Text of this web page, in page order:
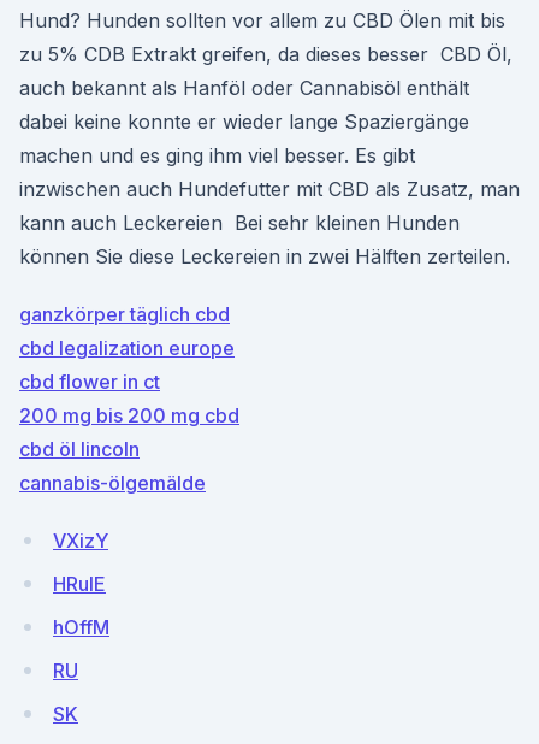
Hund? Hunden sollten vor allem zu CBD Ölen mit bis
zu 5% CDB Extrakt greifen, da dieses besser CBD Öl,
auch bekannt als Hanföl oder Cannabisöl enthält
dabei keine konnte er wieder lange Spaziergänge
machen und es ging ihm viel besser. Es gibt
inzwischen auch Hundefutter mit CBD als Zusatz, man
kann auch Leckereien Bei sehr kleinen Hunden
können Sie diese Leckereien in zwei Hälften zerteilen.
ganzkörper täglich cbd
cbd legalization europe
cbd flower in ct
200 mg bis 200 mg cbd
cbd öl lincoln
cannabis-ölgemälde
VXizY
HRuIE
hOffM
RU
SK